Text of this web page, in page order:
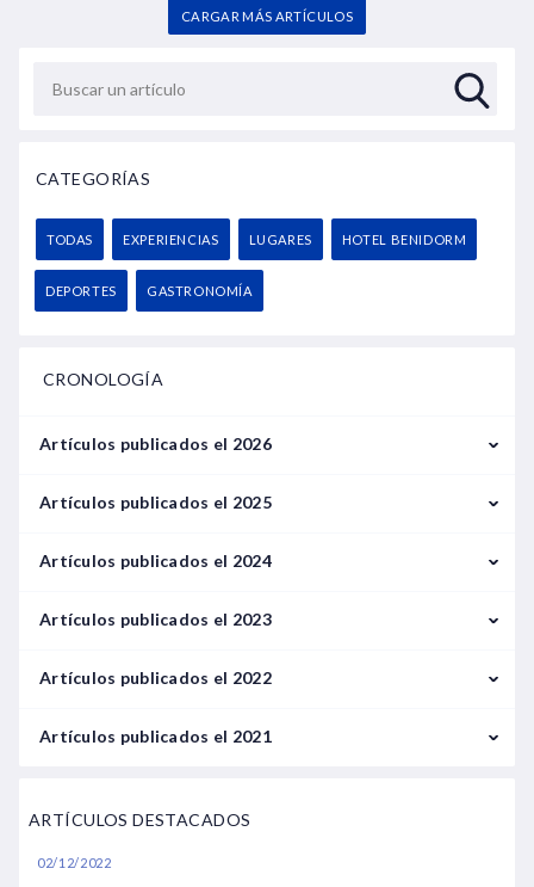
CARGAR MÁS ARTÍCULOS
ARTÍCULOS DESTACADOS
02/12/2022
CATEGORÍAS
TODAS EXPERIENCIAS LUGARES HOTEL BENIDORM
DEPORTES GASTRONOMÍA
CRONOLOGÍA
Artículos publicados el 2026
Febrero
Artículos publicados el 2025
Enero
Artículos publicados el 2024
Enero
Artículos publicados el 2023
Enero
Abril
Mayo
Artículos publicados el 2022
Enero
Marzo
Artículos publicados el 2021